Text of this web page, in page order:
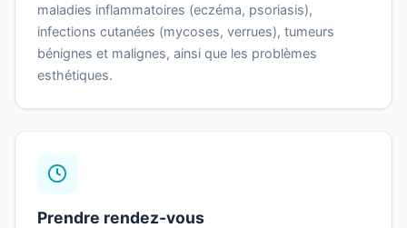
maladies inflammatoires (eczéma, psoriasis),
infections cutanées (mycoses, verrues), tumeurs
bénignes et malignes, ainsi que les problèmes
esthétiques.
Prendre rendez-vous